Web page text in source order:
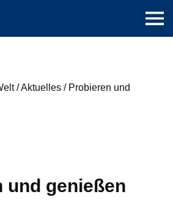
/Aktuelles / Probieren und
und genießen